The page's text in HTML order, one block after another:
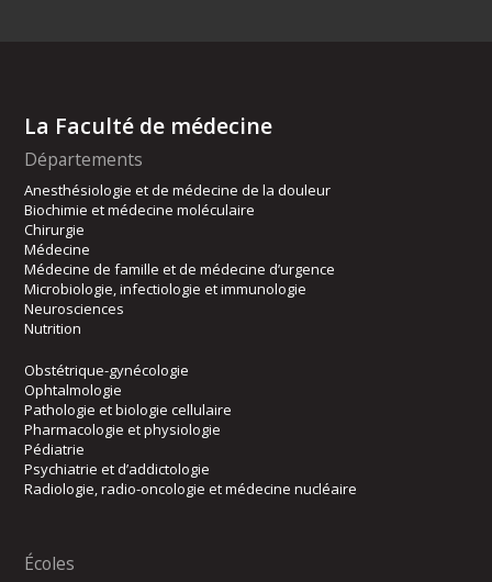
La Faculté de médecine
Départements
Anesthésiologie et de médecine de la douleur
Biochimie et médecine moléculaire
Chirurgie
Médecine
Médecine de famille et de médecine d’urgence
Microbiologie, infectiologie et immunologie
Neurosciences
Nutrition
Obstétrique-gynécologie
Ophtalmologie
Pathologie et biologie cellulaire
Pharmacologie et physiologie
Pédiatrie
Psychiatrie et d’addictologie
Radiologie, radio-oncologie et médecine nucléaire
Écoles